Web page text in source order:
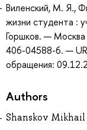
Виленский, М. Я.,
жизни студента :
Горшков. —
406-04588-6. —
обращения:
Authors
Shanskov